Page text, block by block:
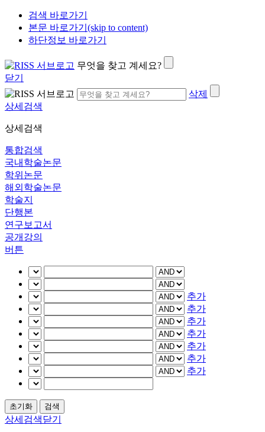
검색 바로가기
본문 바로가기(skip to content)
하단정보 바로가기
무엇을 찾고 계세요?
닫기
삭제
상세검색
상세검색
통합검색
국내학술논문
학위논문
해외학술논문
학술지
단행본
연구보고서
공개강의
버튼
추가
추가
추가
추가
추가
추가
추가
상세검색닫기